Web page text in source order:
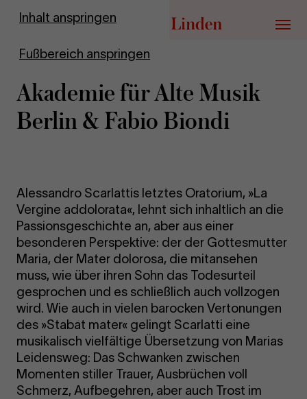
Inhalt anspringen
Fußbereich anspringen
Zur Startseite
Menü
Akademie für Alte Musik
Berlin & Fabio Biondi
Alessandro Scarlattis letztes Oratorium, »La
Vergine addolorata«, lehnt sich inhaltlich an die
Passionsgeschichte an, aber aus einer
besonderen Perspektive: der der Gottesmutter
Maria, der Mater dolorosa, die mitansehen
muss, wie über ihren Sohn das Todesurteil
gesprochen und es schließlich auch vollzogen
wird. Wie auch in vielen barocken Vertonungen
des »Stabat mater« gelingt Scarlatti eine
musikalisch vielfältige Übersetzung von Marias
Leidensweg: Das Schwanken zwischen
Momenten stiller Trauer, Ausbrüchen voll
Schmerz, Aufbegehren, aber auch Trost im